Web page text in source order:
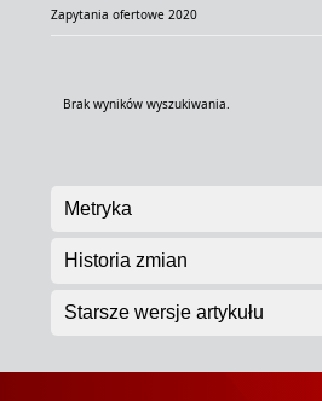
Zapytania ofertowe 2020
Brak wyników wyszukiwania.
Metryka
Historia zmian
Starsze wersje artykułu